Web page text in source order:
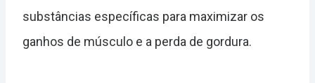
substâncias específicas para maximizar os
ganhos de músculo e a perda de gordura.